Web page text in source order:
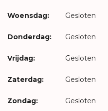
Woensdag: Gesloten
Donderdag: Gesloten
Vrijdag: Gesloten
Zaterdag: Gesloten
Zondag: Gesloten